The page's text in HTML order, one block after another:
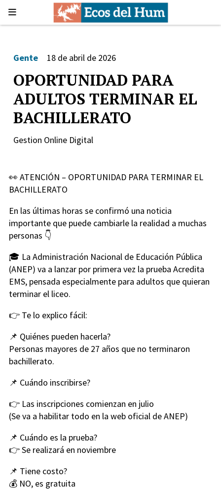
OPORTUNIDAD PARA
ADULTOS TERMINAR EL
BACHILLERATO
Gente 18 de abril de 2026
Gestion Online Digital
👀 ATENCIÓN – OPORTUNIDAD PARA TERMINAR EL
BACHILLERATO
En las últimas horas se confirmó una noticia
importante que puede cambiarle la realidad a muchas
personas 👇
🎓 La Administración Nacional de Educación Pública
(ANEP) va a lanzar por primera vez la prueba Acredita
EMS, pensada especialmente para adultos que quieran
terminar el liceo.
👉 Te lo explico fácil:
📌 Quiénes pueden hacerla?
Personas mayores de 27 años que no terminaron
bachillerato.
📌 Cuándo inscribirse?
👉 Las inscripciones comienzan en julio
(Se va a habilitar todo en la web oficial de ANEP)
📌 Cuándo es la prueba?
👉 Se realizará en noviembre
📌 Tiene costo?
💰 NO, es gratuita